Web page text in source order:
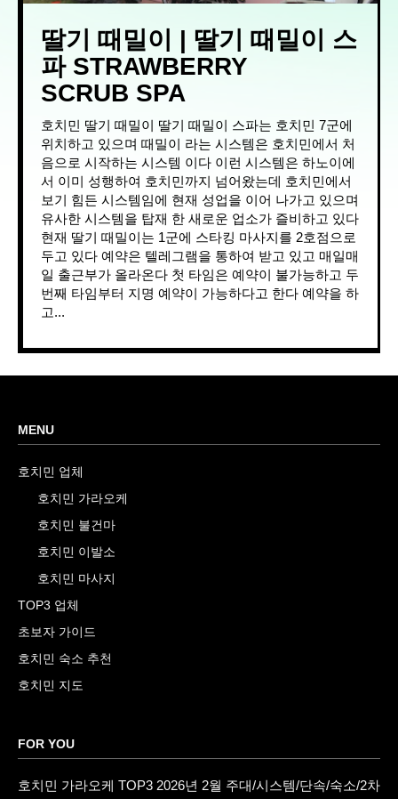
딸기 때밀이 | 딸기 때밀이 스
파 STRAWBERRY
SCRUB SPA
호치민 딸기 때밀이 딸기 때밀이 스파는 호치민 7군에
위치하고 있으며 때밀이 라는 시스템은 호치민에서 처
음으로 시작하는 시스템 이다 이런 시스템은 하노이에
서 이미 성행하여 호치민까지 넘어왔는데 호치민에서
보기 힘든 시스템임에 현재 성업을 이어 나가고 있으며
유사한 시스템을 탑재 한 새로운 업소가 즐비하고 있다
현재 딸기 때밀이는 1군에 스타킹 마사지를 2호점으로
두고 있다 예약은 텔레그램을 통하여 받고 있고 매일매
일 출근부가 올라온다 첫 타임은 예약이 불가능하고 두
번째 타임부터 지명 예약이 가능하다고 한다 예약을 하
고...
MENU
호치민 업체
호치민 가라오케
호치민 불건마
호치민 이발소
호치민 마사지
TOP3 업체
초보자 가이드
호치민 숙소 추천
호치민 지도
FOR YOU
호치민 가라오케 TOP3 2026년 2월 주대/시스템/단속/숙소/2차